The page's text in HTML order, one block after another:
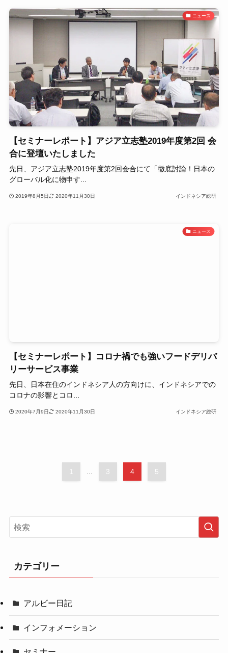
ニュース
【セミナーレポート】アジア立志塾2019年度第2回 会
合に登壇いたしました
先日、アジア立志塾2019年度第2回会合にて「徹底討論！日本の
グローバル化に物申す...
2019年8月5日 2020年11月30日 インドネシア総研
ニュース
【セミナーレポート】コロナ禍でも強いフードデリバ
リーサービス事業
先日、日本在住のインドネシア人の方向けに、インドネシアでの
コロナの影響とコロ...
2020年7月9日 2020年11月30日 インドネシア総研
1 3 4 5
カテゴリー
アルビー日記
インフォメーション